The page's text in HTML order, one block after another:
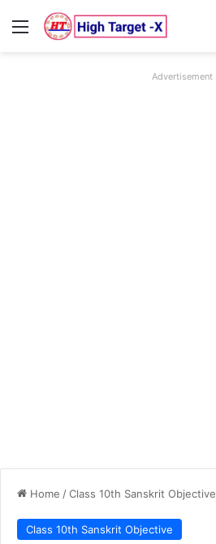
Menu
Advertisement
Home /Class 10th Sanskrit Objective
Class 10th Sanskrit Objective